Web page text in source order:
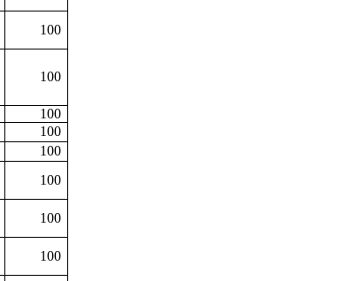
100
100
100
100
100
100
100
100